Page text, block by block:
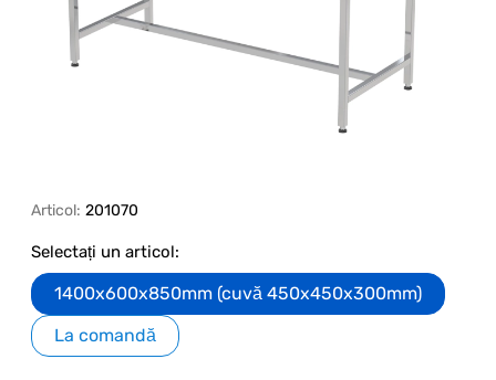
Articol: 201070
Selectați un articol:
1400x600x850mm (cuvă 450x450x300mm)
La comandă